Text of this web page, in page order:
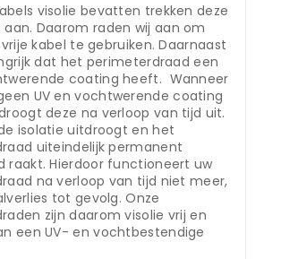
visolie bevatten trekken deze
Daarom raden wij aan om
kabel te gebruiken. Daarnaast
dat het perimeterdraad een
coating heeft. Wanneer
UV en vochtwerende coating
deze na verloop van tijd uit.
isolatie uitdroogt en het
uiteindelijk permanent
raakt. Hierdoor functioneert uw
na verloop van tijd niet meer,
tot gevolg. Onze
zijn daarom visolie vrij en
een UV- en vochtbestendige